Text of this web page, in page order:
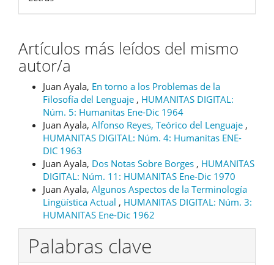
Artículos más leídos del mismo
autor/a
Juan Ayala, En torno a los Problemas de la
Filosofía del Lenguaje , HUMANITAS DIGITAL:
Núm. 5: Humanitas Ene-Dic 1964
Juan Ayala, Alfonso Reyes, Teórico del Lenguaje ,
HUMANITAS DIGITAL: Núm. 4: Humanitas ENE-
DIC 1963
Juan Ayala, Dos Notas Sobre Borges , HUMANITAS
DIGITAL: Núm. 11: HUMANITAS Ene-Dic 1970
Juan Ayala, Algunos Aspectos de la Terminología
Lingüística Actual , HUMANITAS DIGITAL: Núm. 3:
HUMANITAS Ene-Dic 1962
Palabras clave